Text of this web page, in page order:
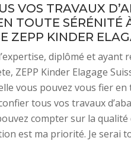
VOS TRAVAUX
TOUTE SÉRÉNITÉ
ZEPP KINDER
diplômé et ayant
ZEPP Kinder Elagage
vous pouvez vous fier
tous vos travaux
compter sur la
est ma priorité. Je serai